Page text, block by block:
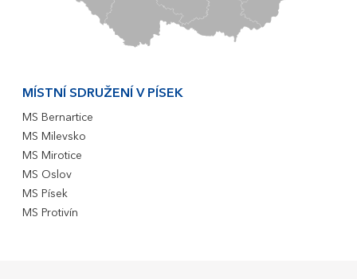
MÍSTNÍ SDRUŽENÍ V PÍSEK
MS Bernartice
MS Milevsko
MS Mirotice
MS Oslov
MS Písek
MS Protivín